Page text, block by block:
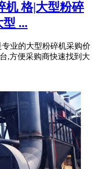
机 格|大型粉碎
...
业的大型粉碎机采购价
,方便采购商快速找到大